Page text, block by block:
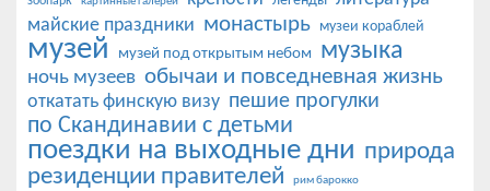
майские праздники монастырь музеи кораблей
музей музей под открытым небом музыка
ночь музеев обычаи и повседневная жизнь
откатать финскую визу пешие прогулки
по Скандинавии с детьми
поездки на выходные дни природа
резиденции правителей
рим барокко